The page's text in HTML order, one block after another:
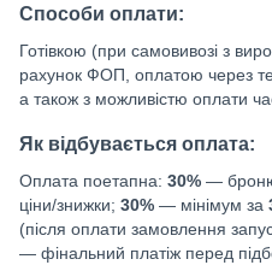
Способи оплати:
Готівкою (при самовивозі з
рахунок ФОП, оплатою через
а також з можливістю оплати
Як відбувається оплата:
Оплата поетапна: 30% —
ціни/знижки; 30% — мінімум за
(після оплати замовлення
— фінальний платіж перед